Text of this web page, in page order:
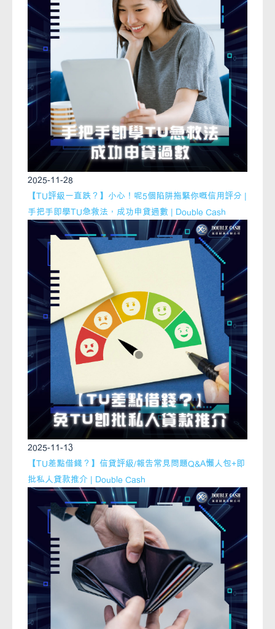
2025-11-28
【TU評級一直跌？】小心！呢5個陷阱拖緊你嘅信用評分 |
手把手即學TU急救法，成功申貸過數 | Double Cash
2025-11-13
【TU差點借錢？】信貸評級/報告常見問題Q&A懶人包+即
批私人貸款推介 | Double Cash